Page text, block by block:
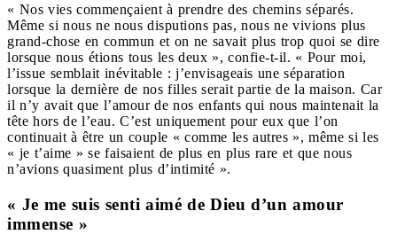
« Nos vies commençaient à prendre des chemins séparés.
Même si nous ne nous disputions pas, nous ne vivions plus
grand-chose en commun et on ne savait plus trop quoi se dire
lorsque nous étions tous les deux », confie-t-il. « Pour moi,
l’issue semblait inévitable : j’envisageais une séparation
lorsque la dernière de nos filles serait partie de la maison. Car
il n’y avait que l’amour de nos enfants qui nous maintenait la
tête hors de l’eau. C’est uniquement pour eux que l’on
continuait à être un couple « comme les autres », même si les
« je t’aime » se faisaient de plus en plus rare et que nous
n’avions quasiment plus d’intimité ».
« Je me suis senti aimé de Dieu d’un amour
immense »